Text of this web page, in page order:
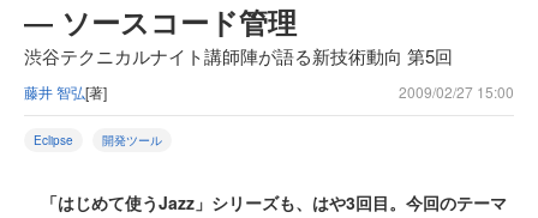
― ソースコード管理
渋谷テクニカルナイト講師陣が語る新技術動向 第5回
藤井 智弘[著] 2009/02/27 15:00
Eclipse 開発ツール
「はじめて使うJazz」シリーズも、はや3回目。今回のテーマ